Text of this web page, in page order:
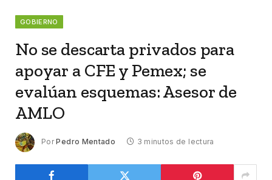
GOBIERNO
No se descarta privados para
apoyar a CFE y Pemex; se
evalúan esquemas: Asesor de
AMLO
Por Pedro Mentado 3 minutos de lectura